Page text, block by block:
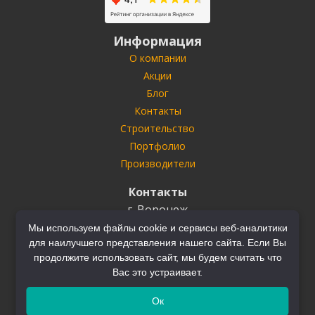
Информация
О компании
Акции
Блог
Контакты
Строительство
Портфолио
Производители
Контакты
г. Воронеж
ул. Антонова-Овсеенко 35У
Тел.+7 (910) 732-03-22+7 (910) 749-70-70
Мы используем файлы cookie и сервисы веб-аналитики
для наилучшего представления нашего сайта. Если Вы
продолжите использовать сайт, мы будем считать что
Вас это устраивает.
Ок